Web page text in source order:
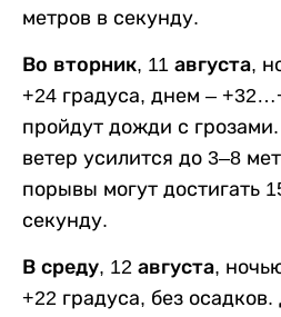
метров в секунду.
Во вторник, 11 августа,
+24 градуса, днем –
пройдут дожди с
ветер усилится до 3–8
порывы могут достигать
секунду.
В среду, 12 августа,
+22 градуса, без